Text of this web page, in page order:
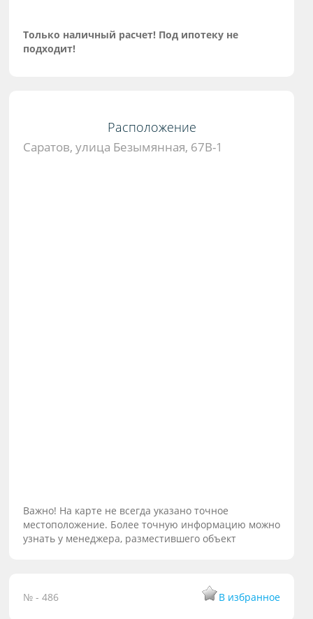
Только наличный расчет! Под ипотеку не
подходит!
Расположение
Саратов, улица Безымянная, 67В-1
Важно! На карте не всегда указано точное
местоположение. Более точную информацию можно
узнать у менеджера, разместившего объект
№ - 486 В избранное